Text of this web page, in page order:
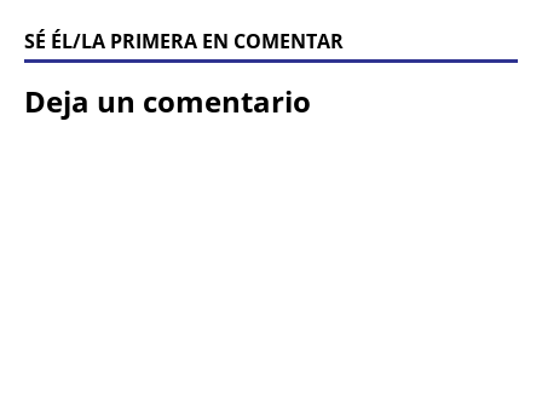
SÉ ÉL/LA PRIMERA EN COMENTAR
Deja un comentario